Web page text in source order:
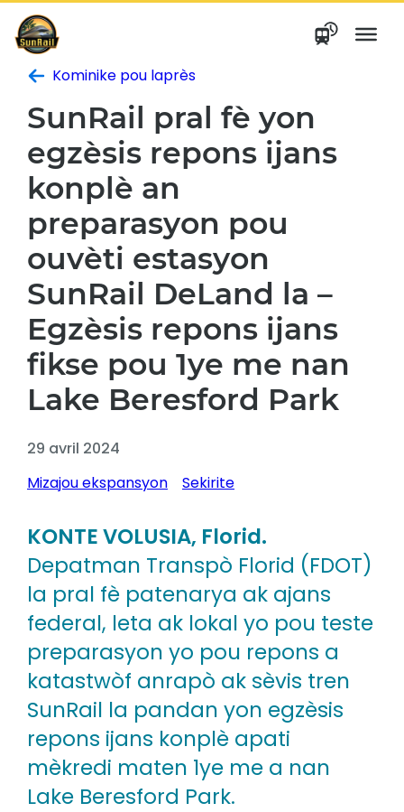
Ale
nan
kontni
Kominike pou laprès
SunRail pral fè yon
egzèsis repons ijans
konplè an
preparasyon pou
ouvèti estasyon
SunRail DeLand la –
Egzèsis repons ijans
fikse pou 1ye me nan
Lake Beresford Park
29 avril 2024
Mizajou ekspansyon
Sekirite
KONTE VOLUSIA, Florid.
Depatman Transpò Florid (FDOT)
la pral fè patenarya ak ajans
federal, leta ak lokal yo pou teste
preparasyon yo pou repons a
katastwòf anrapò ak sèvis tren
SunRail la pandan yon egzèsis
repons ijans konplè apati
mèkredi maten 1ye me a nan
Lake Beresford Park.